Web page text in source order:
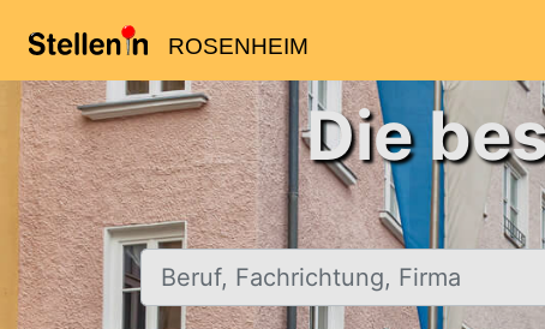
ROSENHEIM
Die
Beruf, Fachrichtung, Firma